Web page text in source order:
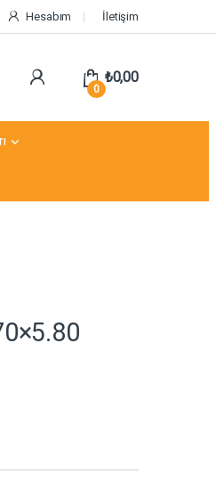
Hesabım İletişim
0
₺0,00